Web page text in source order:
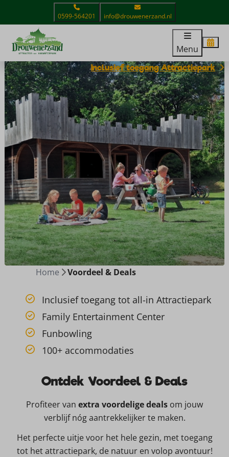
0599-564201 info@drouwenerzand.nl
Menu
Inclusief toegang Attractiepark
Home Voordeel & Deals
Inclusief toegang tot all-in Attractiepark
Family Entertainment Center
Funbowling
100+ accommodaties
Ontdek Voordeel & Deals
Profiteer van extra voordelige deals om jouw
verblijf nóg aantrekkelijker te maken.
Het perfecte uitje voor het hele gezin, met toegang
tot het attractiepark, de natuur en volop avontuur!